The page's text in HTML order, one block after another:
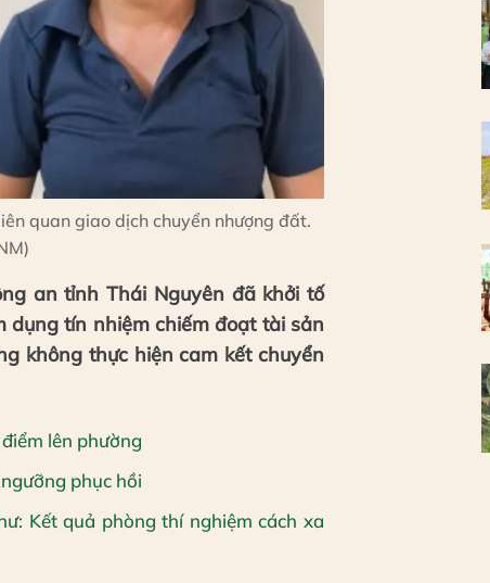
quan giao dịch chuyển nhượng đất.
an tỉnh Thái Nguyên đã khởi tố
dụng tín nhiệm chiếm đoạt tài sản
không thực hiện cam kết chuyển
lên phường
phục hồi
Kết quả phòng thí nghiệm cách xa